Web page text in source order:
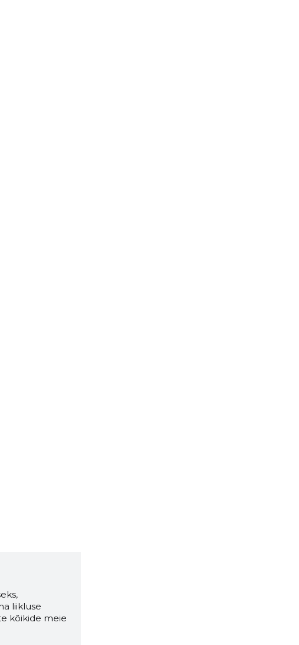
liikluse
kõikide meie